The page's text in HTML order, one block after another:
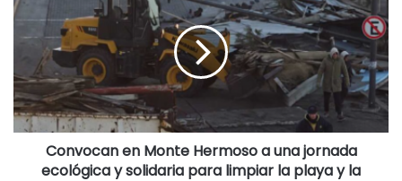
esta nueva modalidad, el valor de la cuota total no podrá
superar el 30% de dos Salarios Mínimos Vitales y Móviles
($217.800 a mayo de 2026). Si ese monto mensual fuera
mayor a dicho tope, el excedente se traslada a cuotas
futuras, pudiendo extenderse el plan hasta un máximo de
480 cuotas, equivalente a 40 años.
Adjudicatarios con deuda
Convocan en Monte Hermoso a una jornada
ecológica y solidaria para limpiar la playa y la